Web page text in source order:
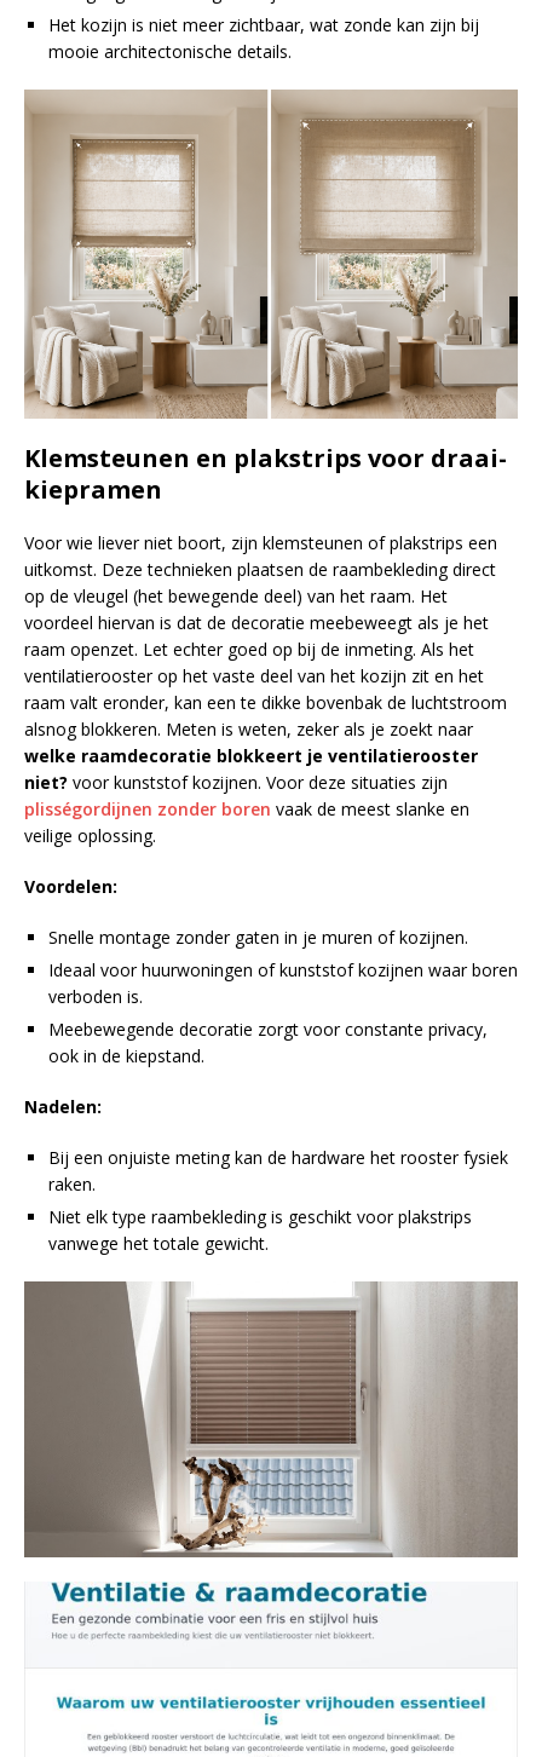
Het kozijn is niet meer zichtbaar, wat zonde kan zijn bij
mooie architectonische details.
Klemsteunen en plakstrips voor draai-
kiepramen
Voor wie liever niet boort, zijn klemsteunen of plakstrips een
uitkomst. Deze technieken plaatsen de raambekleding direct
op de vleugel (het bewegende deel) van het raam. Het
voordeel hiervan is dat de decoratie meebeweegt als je het
raam openzet. Let echter goed op bij de inmeting. Als het
ventilatierooster op het vaste deel van het kozijn zit en het
raam valt eronder, kan een te dikke bovenbak de luchtstroom
alsnog blokkeren. Meten is weten, zeker als je zoekt naar
welke raamdecoratie blokkeert je ventilatierooster
niet? voor kunststof kozijnen. Voor deze situaties zijn
plisségordijnen zonder boren vaak de meest slanke en
veilige oplossing.
Voordelen:
Snelle montage zonder gaten in je muren of kozijnen.
Ideaal voor huurwoningen of kunststof kozijnen waar boren
verboden is.
Meebewegende decoratie zorgt voor constante privacy,
ook in de kiepstand.
Nadelen:
Bij een onjuiste meting kan de hardware het rooster fysiek
raken.
Niet elk type raambekleding is geschikt voor plakstrips
vanwege het totale gewicht.